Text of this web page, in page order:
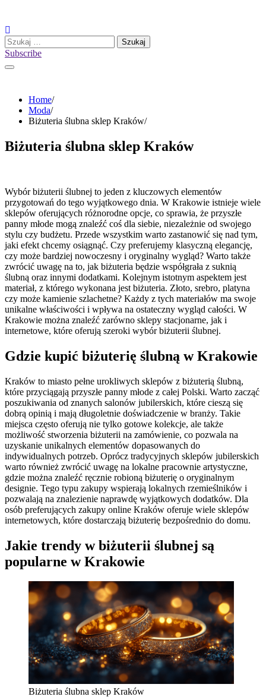
content
Szukaj:
Subscribe
Home
Moda
Biżuteria ślubna sklep Kraków
Biżuteria ślubna sklep Kraków
Wybór biżuterii ślubnej to jeden z kluczowych elementów
przygotowań do tego wyjątkowego dnia. W Krakowie istnieje wiele
sklepów oferujących różnorodne opcje, co sprawia, że przyszłe
panny młode mogą znaleźć coś dla siebie, niezależnie od swojego
stylu czy budżetu. Przede wszystkim warto zastanowić się nad tym,
jaki efekt chcemy osiągnąć. Czy preferujemy klasyczną elegancję,
czy może bardziej nowoczesny i oryginalny wygląd? Warto także
zwrócić uwagę na to, jak biżuteria będzie współgrała z suknią
ślubną oraz innymi dodatkami. Kolejnym istotnym aspektem jest
materiał, z którego wykonana jest biżuteria. Złoto, srebro, platyna
czy może kamienie szlachetne? Każdy z tych materiałów ma swoje
unikalne właściwości i wpływa na ostateczny wygląd całości. W
Krakowie można znaleźć zarówno sklepy stacjonarne, jak i
internetowe, które oferują szeroki wybór biżuterii ślubnej.
Gdzie kupić biżuterię ślubną w Krakowie
Kraków to miasto pełne urokliwych sklepów z biżuterią ślubną,
które przyciągają przyszłe panny młode z całej Polski. Warto zacząć
poszukiwania od znanych salonów jubilerskich, które cieszą się
dobrą opinią i mają długoletnie doświadczenie w branży. Takie
miejsca często oferują nie tylko gotowe kolekcje, ale także
możliwość stworzenia biżuterii na zamówienie, co pozwala na
uzyskanie unikalnych elementów dopasowanych do
indywidualnych potrzeb. Oprócz tradycyjnych sklepów jubilerskich
warto również zwrócić uwagę na lokalne pracownie artystyczne,
gdzie można znaleźć ręcznie robioną biżuterię o oryginalnym
designie. Tego typu zakupy wspierają lokalnych rzemieślników i
pozwalają na znalezienie naprawdę wyjątkowych dodatków. Dla
osób preferujących zakupy online Kraków oferuje wiele sklepów
internetowych, które dostarczają biżuterię bezpośrednio do domu.
Jakie trendy w biżuterii ślubnej są
popularne w Krakowie
Biżuteria ślubna sklep Kraków